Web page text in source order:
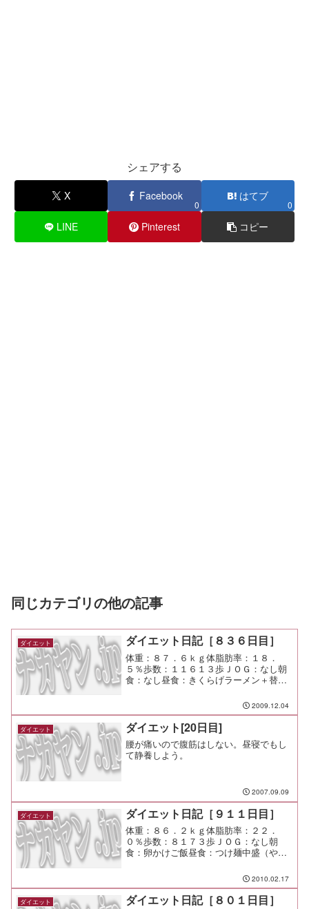
シェアする
X Facebook
0
はてブ
0
LINE Pinterest コピー
同じカテゴリの他の記事
ダイエット ダイエット日記［８３６日目］
体重：８７．６ｋｇ体脂肪率：１８．
５％歩数：１１６１３歩ＪＯＧ：なし朝
食：なし昼食：きくらげラーメン＋替玉
（駅）間食：メモ：今までの呑み仲間が
部下に。 今までとは違った雰囲気だ
ね。
2009.12.04
ダイエット ダイエット[20日目]
腰が痛いので腹筋はしない。昼寝でもし
て静養しよう。
2007.09.09
ダイエット ダイエット日記［９１１日目］
体重：８６．２ｋｇ体脂肪率：２２．
０％歩数：８１７３歩ＪＯＧ：なし朝
食：卵かけご飯昼食：つけ麺中盛（やす
雪だ！ 雪だ！ 呑んだ！ 社内の雰囲
気メチャメチャだ！
2010.02.17
ダイエット ダイエット日記［８０１日目］